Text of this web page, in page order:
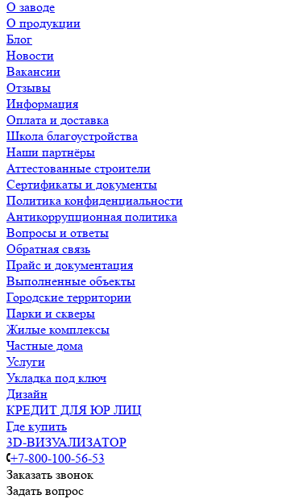
О заводе
О продукции
Блог
Новости
Вакансии
Отзывы
Информация
Оплата и доставка
Школа благоустройства
Наши партнёры
Аттестованные строители
Сертификаты и документы
Политика конфиденциальности
Антикоррупционная политика
Вопросы и ответы
Обратная связь
Прайс и документация
Выполненные объекты
Городские территории
Парки и скверы
Жилые комплексы
Частные дома
Услуги
Укладка под ключ
Дизайн
КРЕДИТ ДЛЯ ЮР ЛИЦ
Где купить
3D-ВИЗУАЛИЗАТОР
+7-800-100-56-53
Заказать звонок
Задать вопрос